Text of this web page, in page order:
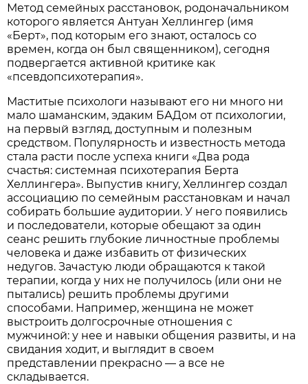
Метод семейных расстановок, родоначальником
которого является Антуан Хеллингер (имя
«Берт», под которым его знают, осталось со
времен, когда он был священником), сегодня
подвергается активной критике как
«псевдопсихотерапия».
Маститые психологи называют его ни много ни
мало шаманским, эдаким БАДом от психологии,
на первый взгляд, доступным и полезным
средством. Популярность и известность метода
стала расти после успеха книги «Два рода
счастья: системная психотерапия Берта
Хеллингера». Выпустив книгу, Хеллингер создал
ассоциацию по семейным расстановкам и начал
собирать большие аудитории. У него появились
и последователи, которые обещают за один
сеанс решить глубокие личностные проблемы
человека и даже избавить от физических
недугов. Зачастую люди обращаются к такой
терапии, когда у них не получилось (или они не
пытались) решить проблемы другими
способами. Например, женщина не может
выстроить долгосрочные отношения с
мужчиной: у нее и навыки общения развиты, и на
свидания ходит, и выглядит в своем
представлении прекрасно — а все не
складывается.